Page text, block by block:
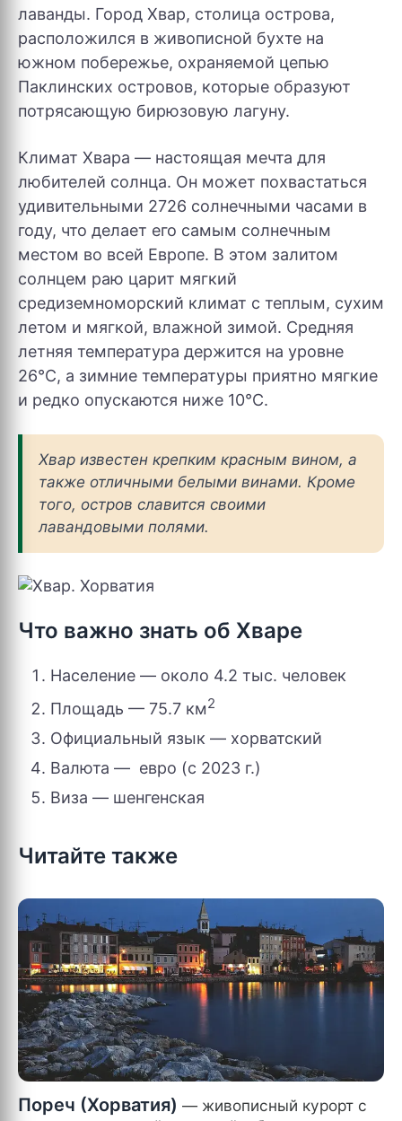
лаванды. Город Хвар, столица острова,
расположился в живописной бухте на
южном побережье, охраняемой цепью
Паклинских островов, которые образуют
потрясающую бирюзовую лагуну.
Климат Хвара — настоящая мечта для
любителей солнца. Он может похвастаться
удивительными 2726 солнечными часами в
году, что делает его самым солнечным
местом во всей Европе. В этом залитом
солнцем раю царит мягкий
средиземноморский климат с теплым, сухим
летом и мягкой, влажной зимой. Средняя
летняя температура держится на уровне
26°C, а зимние температуры приятно мягкие
и редко опускаются ниже 10°C.
Хвар известен крепким красным вином, а
также отличными белыми винами. Кроме
того, остров славится своими
лавандовыми полями.
Что важно знать об Хваре
Население — около 4.2 тыс. человек
Площадь — 75.7 км2
Официальный язык — хорватский
Валюта — евро (с 2023 г.)
Виза — шенгенская
Читайте также
Пореч (Хорватия) — живописный курорт с